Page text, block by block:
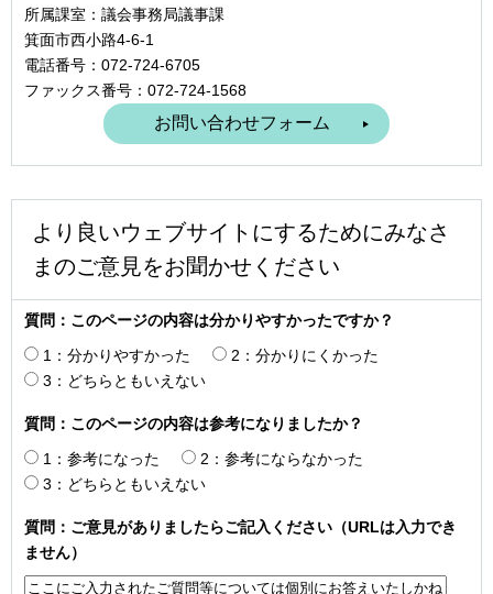
所属課室：議会事務局議事課
箕面市西小路4‐6‐1
電話番号：072-724-6705
ファックス番号：072-724-1568
より良いウェブサイトにするためにみなさ
まのご意見をお聞かせください
質問：このページの内容は分かりやすかったですか？
1：分かりやすかった
2：分かりにくかった
3：どちらともいえない
質問：このページの内容は参考になりましたか？
1：参考になった
2：参考にならなかった
3：どちらともいえない
質問：ご意見がありましたらご記入ください（URLは入力でき
ません）